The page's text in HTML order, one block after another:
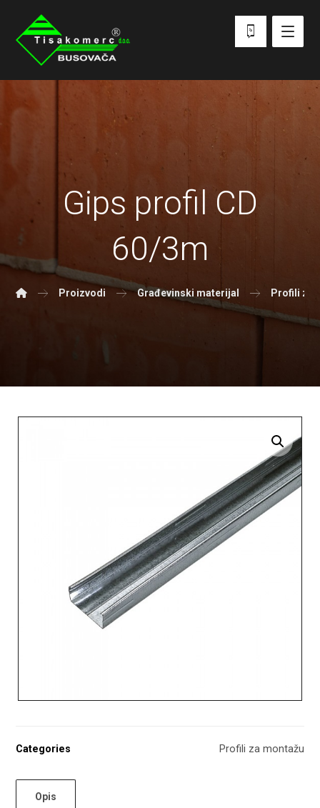
Gips profil CD
60/3m
Proizvodi Građevinski materijal Profili za
Categories Profili za montažu
Opis